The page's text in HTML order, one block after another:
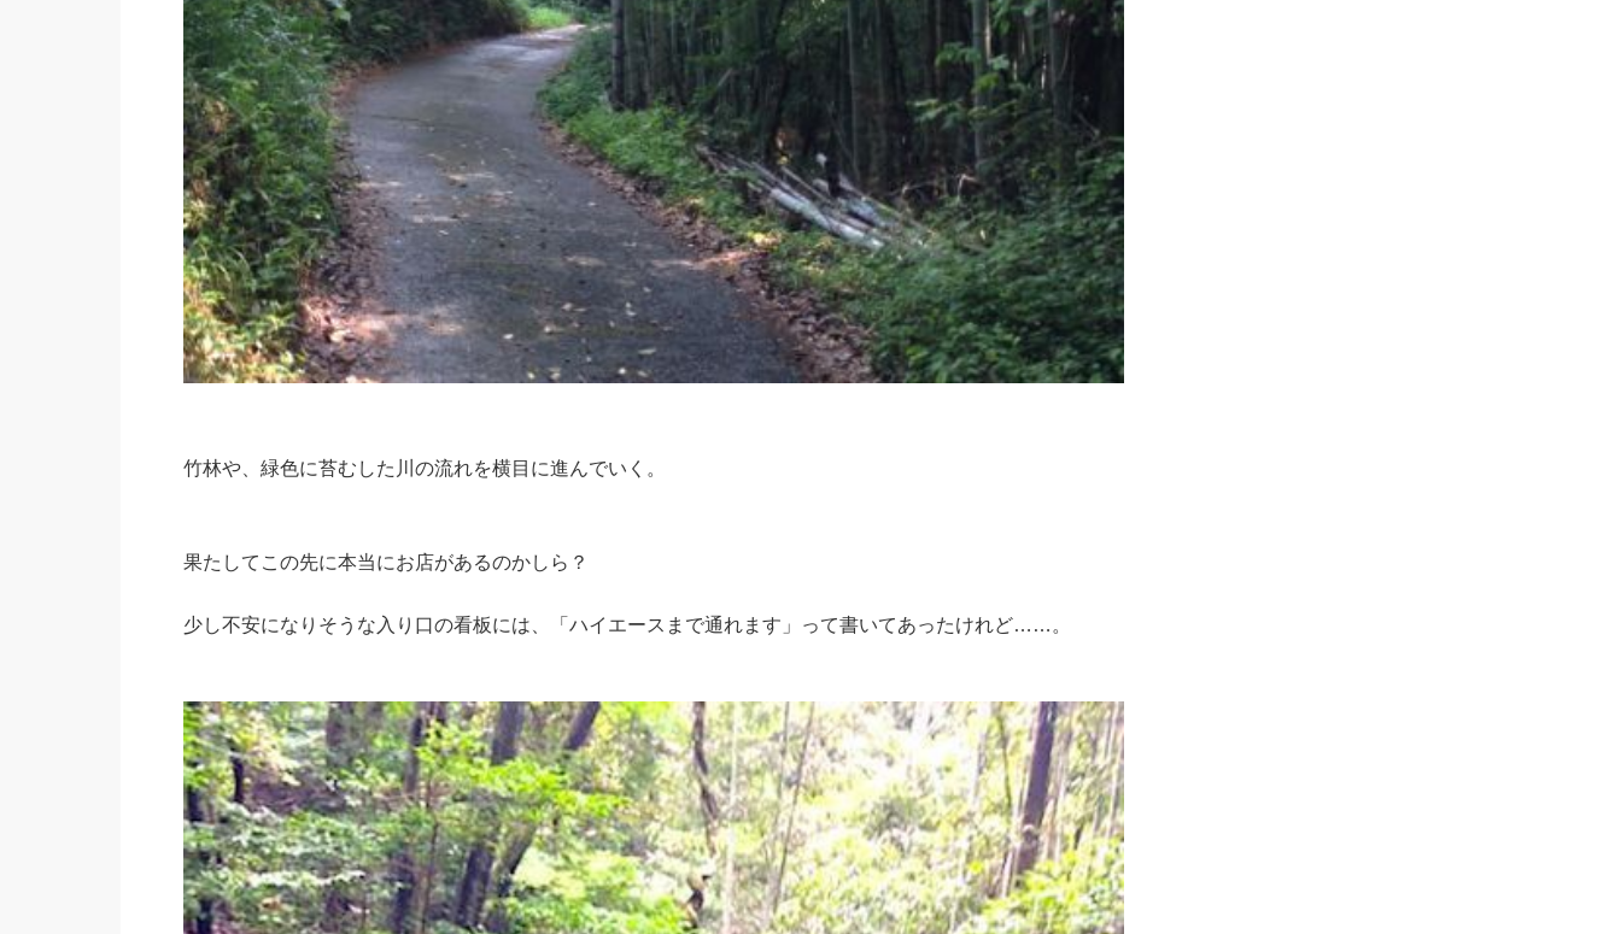
竹林や、緑色に苔むした川の流れを横目に進んでいく。
果たしてこの先に本当にお店があるのかしら？
少し不安になりそうな入り口の看板には、「ハイエースまで通れます」って書いてあったけれど……。